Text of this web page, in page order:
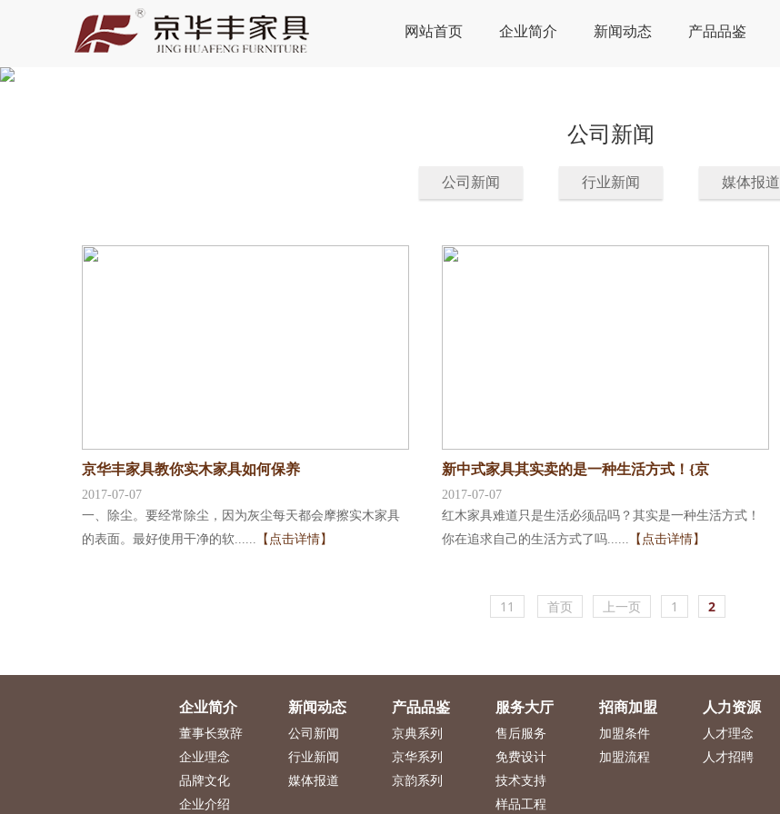
网站首页 企业简介 新闻动态 产品品鉴
公司新闻
公司新闻 行业新闻 媒体报道
京华丰家具教你实木家具如何保养
2017-07-07
一、除尘。要经常除尘，因为灰尘每天都会摩擦实木家具
的表面。最好使用干净的软...... 【点击详情】
新中式家具其实卖的是一种生活方式！{京
2017-07-07
红木家具难道只是生活必须品吗？其实是一种生活方式！
你在追求自己的生活方式了吗...... 【点击详情】
11 首页 上一页 1 2
企业简介
董事长致辞
企业理念
品牌文化
企业介绍
新闻动态
公司新闻
行业新闻
媒体报道
产品品鉴
京典系列
京华系列
京韵系列
服务大厅
售后服务
免费设计
技术支持
样品工程
招商加盟
加盟条件
加盟流程
人力资源
人才理念
人才招聘